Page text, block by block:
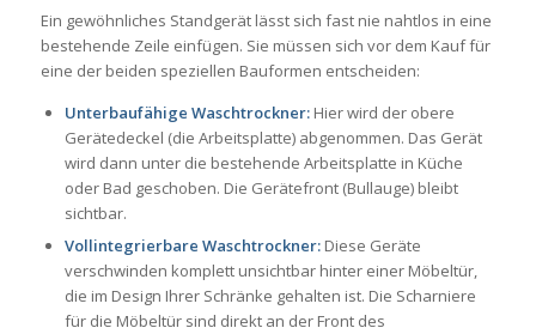
Ein gewöhnliches Standgerät lässt sich fast nie nahtlos in eine
bestehende Zeile einfügen. Sie müssen sich vor dem Kauf für
eine der beiden speziellen Bauformen entscheiden:
Unterbaufähige Waschtrockner:Hier wird der obere
Gerätedeckel (die Arbeitsplatte) abgenommen. Das Gerät
wird dann unter die bestehende Arbeitsplatte in Küche
oder Bad geschoben. Die Gerätefront (Bullauge) bleibt
sichtbar.
Vollintegrierbare Waschtrockner:Diese Geräte
verschwinden komplett unsichtbar hinter einer Möbeltür,
die im Design Ihrer Schränke gehalten ist. Die Scharniere
für die Möbeltür sind direkt an der Front des